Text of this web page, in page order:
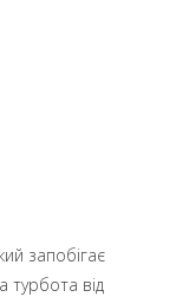
запобігає
від